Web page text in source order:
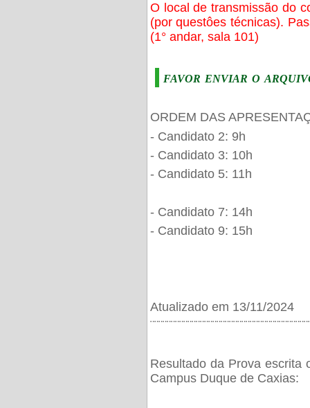
O local de transmissão do
(por questôes técnicas).
(1° andar, sala 101)
favor enviar o
ORDEM DAS
- Candidato 2: 9h
- Candidato 3: 10h
- Candidato 5: 11h
- Candidato 7: 14h
- Candidato 9: 15h
Atualizado em 13/11/2024
Resultado da Prova escrita
Campus Duque de Caxias: